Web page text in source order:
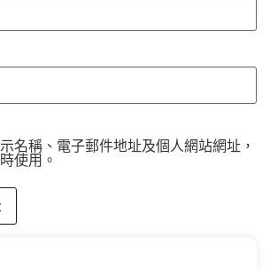
名稱、電子郵件地址及個人網站網址，
使用。